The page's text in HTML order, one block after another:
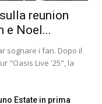
reunion
e Noel...
sognare i fan. Dopo il
"Oasis Live '25", la
Estate in prima